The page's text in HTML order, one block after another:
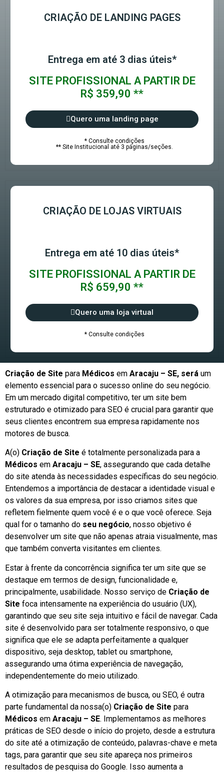
CRIAÇÃO DE LANDING PAGES
Entrega em até 3 dias úteis*
SITE PROFISSIONAL A PARTIR DE
R$ 359,90 **
Quero uma landing page
* Consulte condições
** Site Institucional até 3 páginas/seções.
CRIAÇÃO DE LOJAS VIRTUAIS
Entrega em até 10 dias úteis*
SITE PROFISSIONAL A PARTIR DE
R$ 659,90 **
Quero uma loja virtual
* Consulte condições
Criação de Site para Médicos em Aracaju – SE, será um
elemento essencial para o sucesso online do seu negócio.
Em um mercado digital competitivo, ter um site bem
estruturado e otimizado para SEO é crucial para garantir que
seus clientes encontrem sua empresa rapidamente nos
motores de busca.
A(o) Criação de Site é totalmente personalizada para a
Médicos em Aracaju – SE, assegurando que cada detalhe
do site atenda às necessidades específicas do seu negócio.
Entendemos a importância de destacar a identidade visual e
os valores da sua empresa, por isso criamos sites que
refletem fielmente quem você é e o que você oferece. Seja
qual for o tamanho do seu negócio, nosso objetivo é
desenvolver um site que não apenas atraia visualmente, mas
que também converta visitantes em clientes.
Estar à frente da concorrência significa ter um site que se
destaque em termos de design, funcionalidade e,
principalmente, usabilidade. Nosso serviço de Criação de
Site foca intensamente na experiência do usuário (UX),
garantindo que seu site seja intuitivo e fácil de navegar. Cada
site é desenvolvido para ser totalmente responsivo, o que
significa que ele se adapta perfeitamente a qualquer
dispositivo, seja desktop, tablet ou smartphone,
assegurando uma ótima experiência de navegação,
independentemente do meio utilizado.
A otimização para mecanismos de busca, ou SEO, é outra
parte fundamental da nossa(o) Criação de Site para
Médicos em Aracaju – SE. Implementamos as melhores
práticas de SEO desde o início do projeto, desde a estrutura
do site até a otimização de conteúdo, palavras-chave e meta
tags, para garantir que seu site apareça nos primeiros
resultados de pesquisa do Google. Isso aumenta a